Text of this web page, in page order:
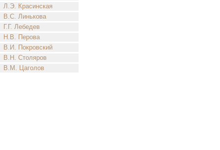
Л.Э. Красинская
В.С. Линькова
Г.Г. Лебедев
Н.В. Перова
В.И. Покровский
В.Н. Столяров
В.М. Цаголов